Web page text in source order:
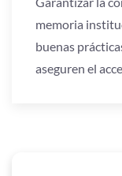
memoria
buenas
aseguren el